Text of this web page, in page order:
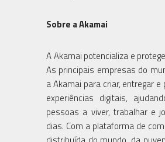
Sobre a Akamai
A Akamai potencializa e
As principais empresas do
a Akamai para criar, entregar
experiências digitais,
pessoas a viver, trabalhar e
dias. Com a plataforma de